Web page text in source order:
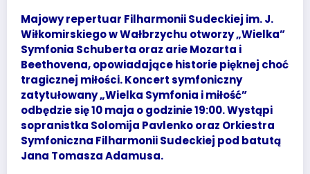
Majowy repertuar Filharmonii Sudeckiej im. J.
Wiłkomirskiego w Wałbrzychu otworzy „Wielka”
Symfonia Schuberta oraz arie Mozarta i
Beethovena, opowiadające historie pięknej choć
tragicznej miłości. Koncert symfoniczny
zatytułowany „Wielka Symfonia i miłość”
odbędzie się 10 maja o godzinie 19:00. Wystąpi
sopranistka Solomija Pavlenko oraz Orkiestra
Symfoniczna Filharmonii Sudeckiej pod batutą
Jana Tomasza Adamusa.